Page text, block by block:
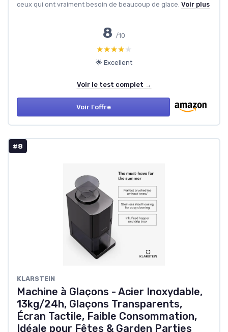
ceux qui ont vraiment besoin de beaucoup de glace. Voir plus
8 /10
★★★★★
★★★★★
🌟 Excellent
Voir le test complet →
Voir l'offre
#8
KLARSTEIN
Machine à Glaçons - Acier Inoxydable,
13kg/24h, Glaçons Transparents,
Écran Tactile, Faible Consommation,
Idéale pour Fêtes & Garden Parties